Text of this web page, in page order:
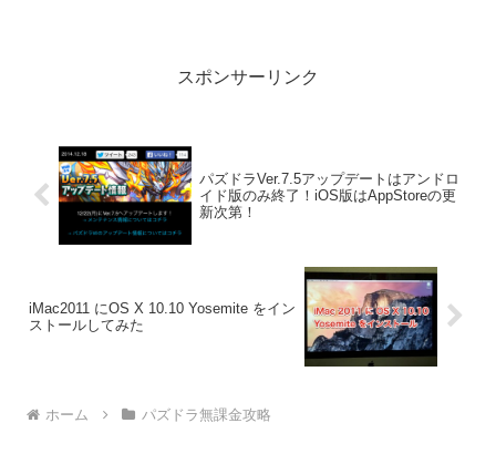
スポンサーリンク
パズドラVer.7.5アップデートはアンドロ
イド版のみ終了！iOS版はAppStoreの更
新次第！
iMac2011 にOS X 10.10 Yosemite をイン
ストールしてみた
ホーム パズドラ無課金攻略